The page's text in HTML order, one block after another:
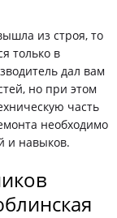
из строя, то
только в
дал вам
но при этом
часть
необходимо
и навыков.